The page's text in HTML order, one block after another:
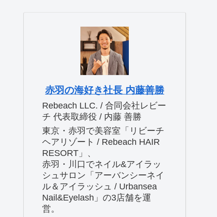
赤羽の海好き社長 内藤善勝
Rebeach LLC. / 合同会社レビー
チ 代表取締役 / 内藤 善勝
東京・赤羽で美容室「リビーチ
ヘアリゾート / Rebeach HAIR
RESORT」、
赤羽・川口でネイル&アイラッ
シュサロン「アーバンシーネイ
ル＆アイラッシュ / Urbansea
Nail&Eyelash」の3店舗を運
営。